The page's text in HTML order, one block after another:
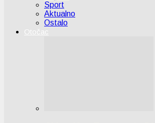
Sport
Aktualno
Ostalo
Otočac